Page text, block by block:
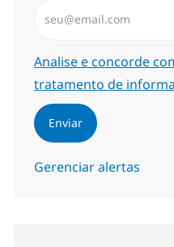
Required
Analise e concorde
tratamento de
Enviar
Gerenciar alertas